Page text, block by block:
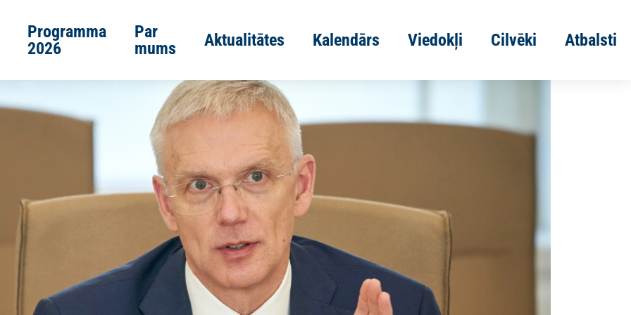
Programma
2026
Par
mums
Aktualitātes Kalendārs Viedokļi Cilvēki Atbalsti